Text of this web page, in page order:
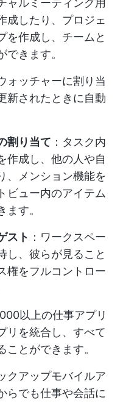
ャルミーティング用
成したり、プロジェ
を作成し、チームと
きます。
ォッチャーに割り当
新されたときに自動
割り当て ：タスク内
作成し、他の人や自
、メンション機能を
ビュー内のアイテム
す。
スト ：ワークスペー
し、彼らが見ること
権をフルコントロー
以上の仕事アプリ
リを統合し、すべて
とができます。
クアップモバイルア
らでも仕事や会話に